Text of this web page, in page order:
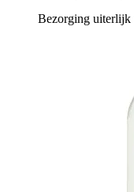
Bezorging uiterlijk